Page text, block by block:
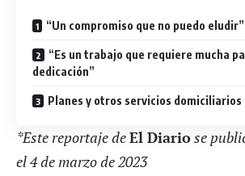
“Un compromiso que no puedo eludir”
“Es un trabajo que requiere mucha
dedicación”
Planes y otros servicios domiciliarios
*Este reportaje deEl Diariose
el 4 de marzo de 2023